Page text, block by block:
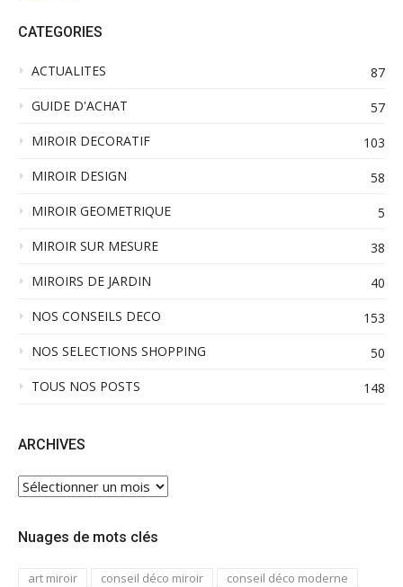
CATEGORIES
ACTUALITES
87
GUIDE D'ACHAT
57
MIROIR DECORATIF
103
MIROIR DESIGN
58
MIROIR GEOMETRIQUE
5
MIROIR SUR MESURE
38
MIROIRS DE JARDIN
40
NOS CONSEILS DECO
153
NOS SELECTIONS SHOPPING
50
TOUS NOS POSTS
148
ARCHIVES
ARCHIVES
Nuages de mots clés
art miroir conseil déco miroir
conseil déco moderne